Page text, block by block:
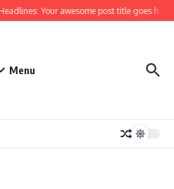
Your awesome post title goes here
Menu